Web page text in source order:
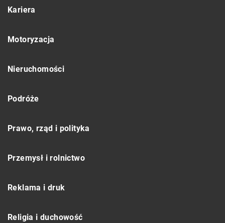
Kariera
Motoryzacja
Nieruchomości
Podróże
Prawo, rząd i polityka
Przemysł i rolnictwo
Reklama i druk
Religia i duchowość